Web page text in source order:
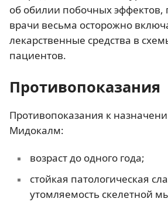
об обилии побочных
врачи весьма осторожно
лекарственные средства в
пациентов.
Противопоказания
Противопоказания к
Мидокалм:
возраст до одного года;
стойкая патологическая
утомляемость скелетной